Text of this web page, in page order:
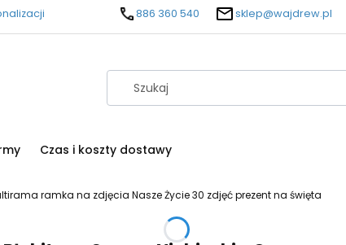
886 360 540 sklep@wajdrew.pl
Czas i koszty dostawy
ramka na zdjęcia Nasze Życie 30 zdjęć prezent na święta